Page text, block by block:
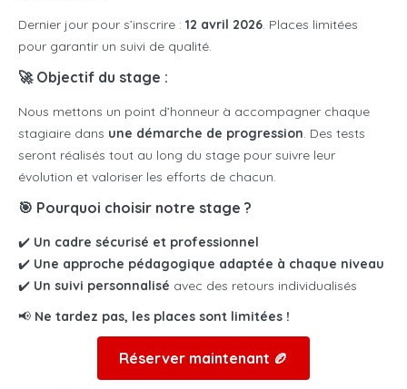
Dernier jour pour s’inscrire : 12 avril 2026. Places limitées
pour garantir un suivi de qualité.
🚀 Objectif du stage :
Nous mettons un point d’honneur à accompagner chaque
stagiaire dans une démarche de progression. Des tests
seront réalisés tout au long du stage pour suivre leur
évolution et valoriser les efforts de chacun.
🎯 Pourquoi choisir notre stage ?
✔️ Un cadre sécurisé et professionnel
✔️ Une approche pédagogique adaptée à chaque niveau
✔️ Un suivi personnalisé avec des retours individualisés
📢 Ne tardez pas, les places sont limitées !
Réserver maintenant 🏉